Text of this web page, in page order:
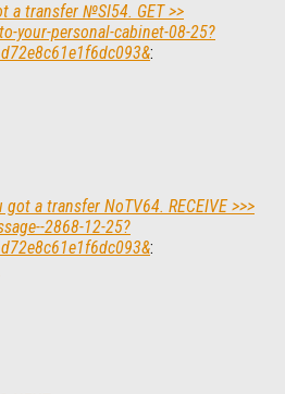
a transfer №SI54. GET >>
your-personal-cabinet-08-25?
:
got a transfer NoTV64. RECEIVE >>>
2868-12-25?
: